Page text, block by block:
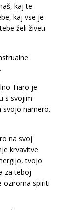
kaj te
kaj vse je
želi živeti
Tiaro je
s svojim
svojo namero.
na svoj
krvavitve
tvojo
za teboj
oziroma spiriti